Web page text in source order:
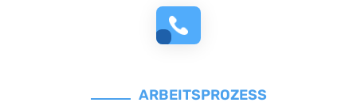
ARBEITSPROZESS